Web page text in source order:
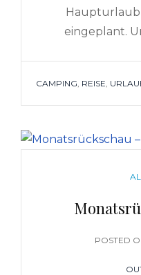
Haupturlaub
eingeplant.
TAGS
CAMPING REISE
POSTED